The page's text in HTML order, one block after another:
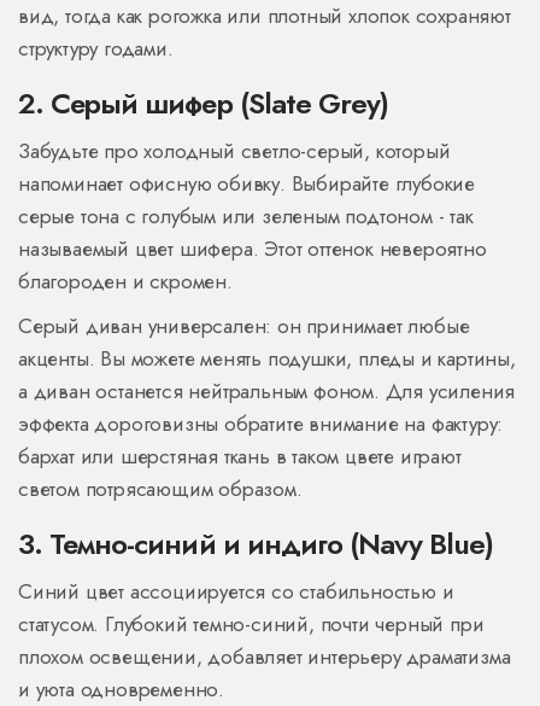
вид, тогда как рогожка или плотный хлопок сохраняют
структуру годами.
2. Серый шифер (Slate Grey)
Забудьте про холодный светло-серый, который
напоминает офисную обивку. Выбирайте глубокие
серые тона с голубым или зеленым подтоном - так
называемый цвет шифера. Этот оттенок невероятно
благороден и скромен.
Серый диван универсален: он принимает любые
акценты. Вы можете менять подушки, пледы и картины,
а диван останется нейтральным фоном. Для усиления
эффекта дороговизны обратите внимание на фактуру:
бархат или шерстяная ткань в таком цвете играют
светом потрясающим образом.
3. Темно-синий и индиго (Navy Blue)
Синий цвет ассоциируется со стабильностью и
статусом. Глубокий темно-синий, почти черный при
плохом освещении, добавляет интерьеру драматизма
и уюта одновременно.